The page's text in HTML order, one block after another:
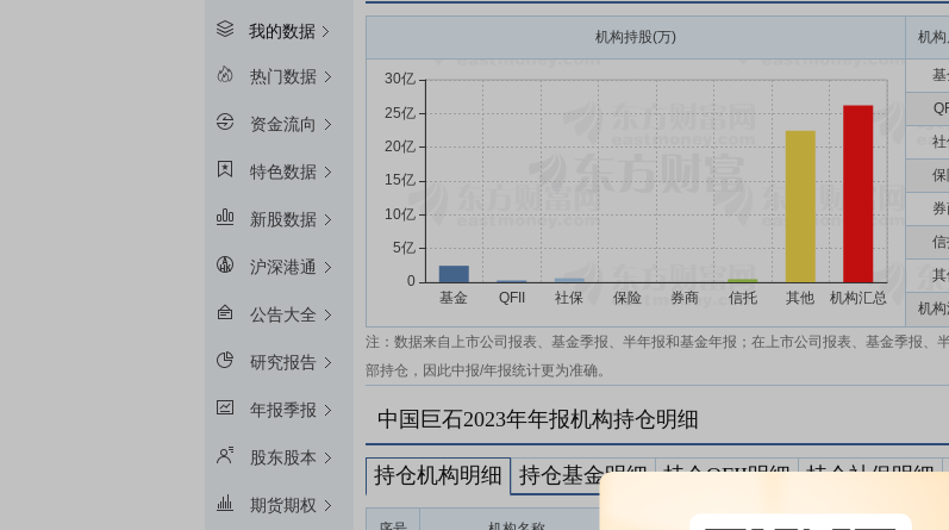
我的数据
热门数据
资金流向
特色数据
新股数据
沪深港通
公告大全
研究报告
年报季报
股东股本
期货期权
机构持股(万) 机构
基
社
保
信
其
机构
注：数据来自上市公司报表、基金季报、半年报和基金年报；在上市公司报表、基金季报
部持仓，因此中报/年报统计更为准确。
中国巨石2023年年报机构持仓明细
持仓机构明细 持仓基金明细 持仓QFII明细 持仓社保明细